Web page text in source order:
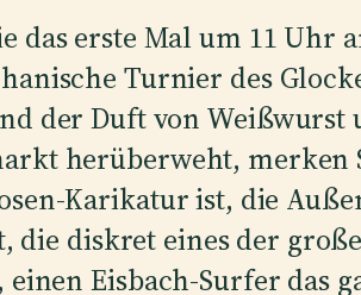
das erste Mal um 11 Uhr
Turnier des
der Duft von Weißwurst
herüberweht, merken
Karikatur ist, die
die diskret eines der
Eisbach-Surfer das